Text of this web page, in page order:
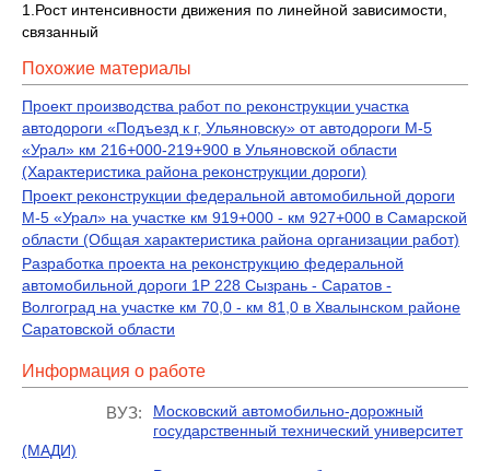
1.Рост интенсивности движения по линейной зависимости,
связанный
Похожие материалы
Проект производства работ по реконструкции участка
автодороги «Подъезд к г, Ульяновску» от автодороги М-5
«Урал» км 216+000-219+900 в Ульяновской области
(Характеристика района реконструкции дороги)
Проект реконструкции федеральной автомобильной дороги
М-5 «Урал» на участке км 919+000 - км 927+000 в Самарской
области (Общая характеристика района организации работ)
Разработка проекта на реконструкцию федеральной
автомобильной дороги 1P 228 Сызрань - Саратов -
Волгоград на участке км 70,0 - км 81,0 в Хвалынском районе
Саратовской области
Информация о работе
ВУЗ:
Московский автомобильно-дорожный
государственный технический университет
(МАДИ)